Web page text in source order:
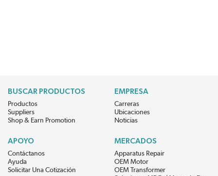
BUSCAR PRODUCTOS
Productos
Suppliers
Shop & Earn Promotion
EMPRESA
Carreras
Ubicaciones
Noticias
APOYO
Contáctanos
Ayuda
Solicitar Una Cotización
MERCADOS
Apparatus Repair
OEM Motor
OEM Transformer